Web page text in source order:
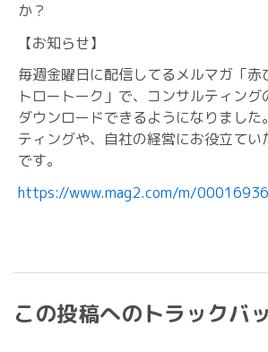
か？
【お知らせ】
毎週金曜日に配信してるメルマガ「赤
トロートーク」で、コンサルティン
ダウンロードできるようになりました
ティングや、自社の経営にお役立てい
です。
https://www.mag2.com/m/
この投稿へのトラックバ